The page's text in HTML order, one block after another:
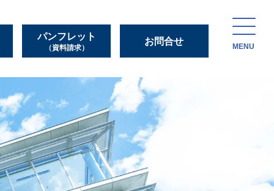
パンフレット
（資料請求）
お問合せ
MENU